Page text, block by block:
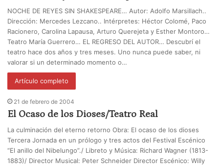
NOCHE DE REYES SIN SHAKESPEARE… Autor: Adolfo Marsillach..
Dirección: Mercedes Lezcano.. Intérpretes: Héctor Colomé, Paco
Racionero, Carolina Lapausa, Arturo Querejeta y Esther Montoro…
Teatro María Guerrero… EL REGRESO DEL AUTOR… Descubrí el
teatro hace dos años y tres meses. Uno nunca puede saber, ni
valorar si un determinado momento o…
Artículo completo
21 de febrero de 2004
El Ocaso de los Dioses/Teatro Real
La culminación del eterno retorno Obra: El ocaso de los dioses
Tercera Jornada en un prólogo y tres actos del Festival Escénico
“El anillo del Nibelungo”./ Libreto y Música: Richard Wagner (1813-
1883)/ Director Musical: Peter Schneider Director Escénico: Willy